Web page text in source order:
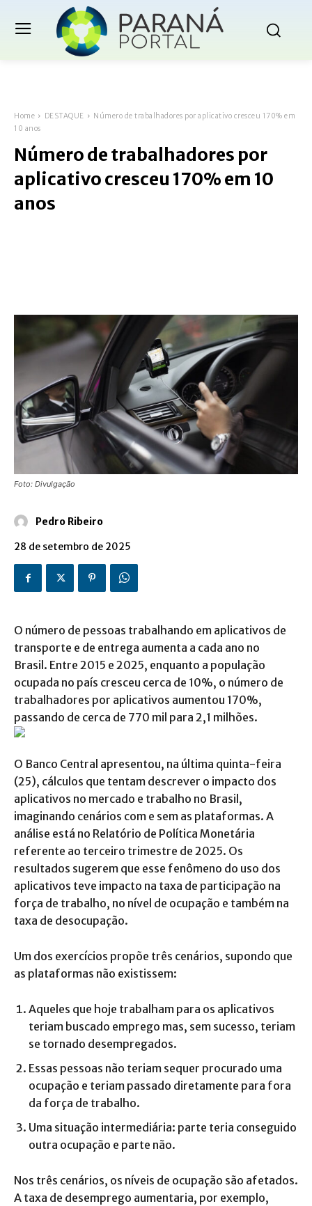
Home DESTAQUE
Número de trabalhadores por aplicativo cresceu 170% em
10 anos
Número de trabalhadores por
aplicativo cresceu 170% em 10
anos
Foto: Divulgação
Pedro Ribeiro
28 de setembro de 2025
O número de pessoas trabalhando em aplicativos de
transporte e de entrega aumenta a cada ano no
Brasil. Entre 2015 e 2025, enquanto a população
ocupada no país cresceu cerca de 10%, o número de
trabalhadores por aplicativos aumentou 170%,
passando de cerca de 770 mil para 2,1 milhões.
O Banco Central apresentou, na última quinta-feira
(25), cálculos que tentam descrever o impacto dos
aplicativos no mercado e trabalho no Brasil,
imaginando cenários com e sem as plataformas. A
análise está no Relatório de Política Monetária
referente ao terceiro trimestre de 2025. Os
resultados sugerem que esse fenômeno do uso dos
aplicativos teve impacto na taxa de participação na
força de trabalho, no nível de ocupação e também na
taxa de desocupação.
Um dos exercícios propõe três cenários, supondo que
as plataformas não existissem:
Aqueles que hoje trabalham para os aplicativos
teriam buscado emprego mas, sem sucesso, teriam
se tornado desempregados.
Essas pessoas não teriam sequer procurado uma
ocupação e teriam passado diretamente para fora
da força de trabalho.
Uma situação intermediária: parte teria conseguido
outra ocupação e parte não.
Nos três cenários, os níveis de ocupação são afetados.
A taxa de desemprego aumentaria, por exemplo,